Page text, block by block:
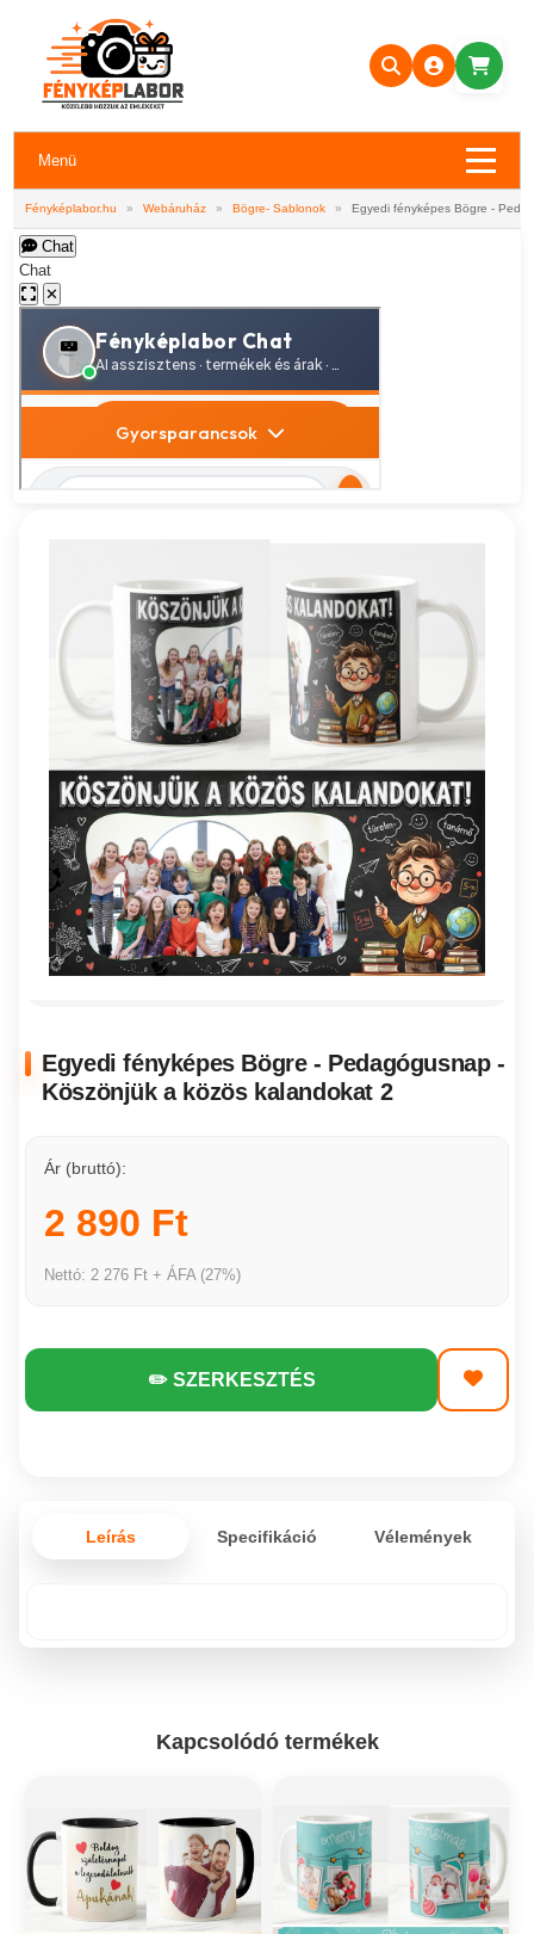
Menü
Fényképlabor.hu » Webáruház » Bögre- Sablonok » Egyedi fényképes Bögre -
Chat
Chat
✕
Egyedi fényképes Bögre - Pedagógusnap -
Köszönjük a közös kalandokat 2
Ár (bruttó):
2 890 Ft
Nettó: 2 276 Ft + ÁFA (27%)
✏️ SZERKESZTÉS
Leírás Specifikáció Vélemények
Kapcsolódó termékek